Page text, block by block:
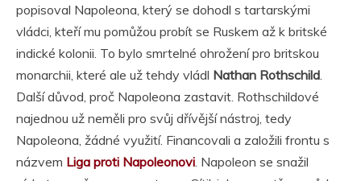
popisoval Napoleona, který se dohodl s tartarskými
vládci, kteří mu pomůžou probít se Ruskem až k britské
indické kolonii. To bylo smrtelné ohrožení pro britskou
monarchii, které ale už tehdy vládl Nathan Rothschild
Další důvod, proč Napoleona zastavit. Rothschildové
najednou už neměli pro svůj dřívější nástroj, tedy
Napoleona, žádné využití. Financovali a založili frontu s
názvem Liga proti Napoleonovi . Napoleon se snažil